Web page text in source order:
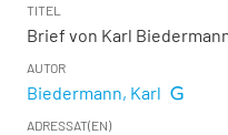
TITEL
Brief von Karl
AUTOR
Biedermann, Karl
ADRESSAT(EN)